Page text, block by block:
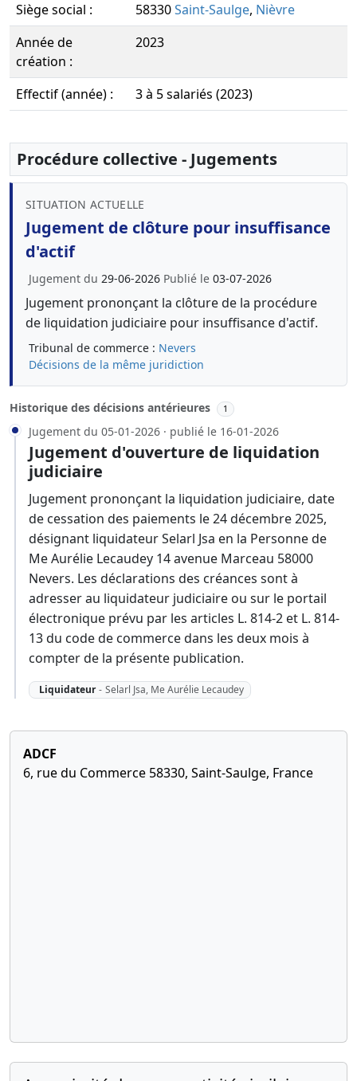
Siège social :
58330Saint-Saulge, Nièvre
Année de
création :
2023
Effectif (année) : 3 à 5 salariés (2023)
Procédure collective - Jugements
SITUATION ACTUELLE
Jugement de clôture pour insuffisance
d'actif
Jugement du 29-06-2026 Publié le 03-07-2026
Jugement prononçant la clôture de la procédure
de liquidation judiciaire pour insuffisance d'actif.
Tribunal de commerce : Nevers
Décisions de la même juridiction
Historique des décisions antérieures 1
Jugement du 05-01-2026 · publié le 16-01-2026
Jugement d'ouverture de liquidation
judiciaire
Jugement prononçant la liquidation judiciaire, date
de cessation des paiements le 24 décembre 2025,
désignant liquidateur Selarl Jsa en la Personne de
Me Aurélie Lecaudey 14 avenue Marceau 58000
Nevers. Les déclarations des créances sont à
adresser au liquidateur judiciaire ou sur le portail
électronique prévu par les articles L. 814-2 et L. 814-
13 du code de commerce dans les deux mois à
compter de la présente publication.
Liquidateur - Selarl Jsa, Me Aurélie Lecaudey
ADCF
6, rue du Commerce 58330, Saint-Saulge, France